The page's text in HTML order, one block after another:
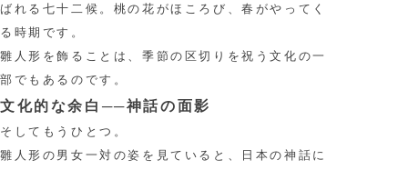
ばれる七十二候。桃の花がほころび、春がやってく
る時期です。
雛人形を飾ることは、季節の区切りを祝う文化の一
部でもあるのです。
文化的な余白──神話の面影
そしてもうひとつ。
雛人形の男女一対の姿を見ていると、日本の神話に